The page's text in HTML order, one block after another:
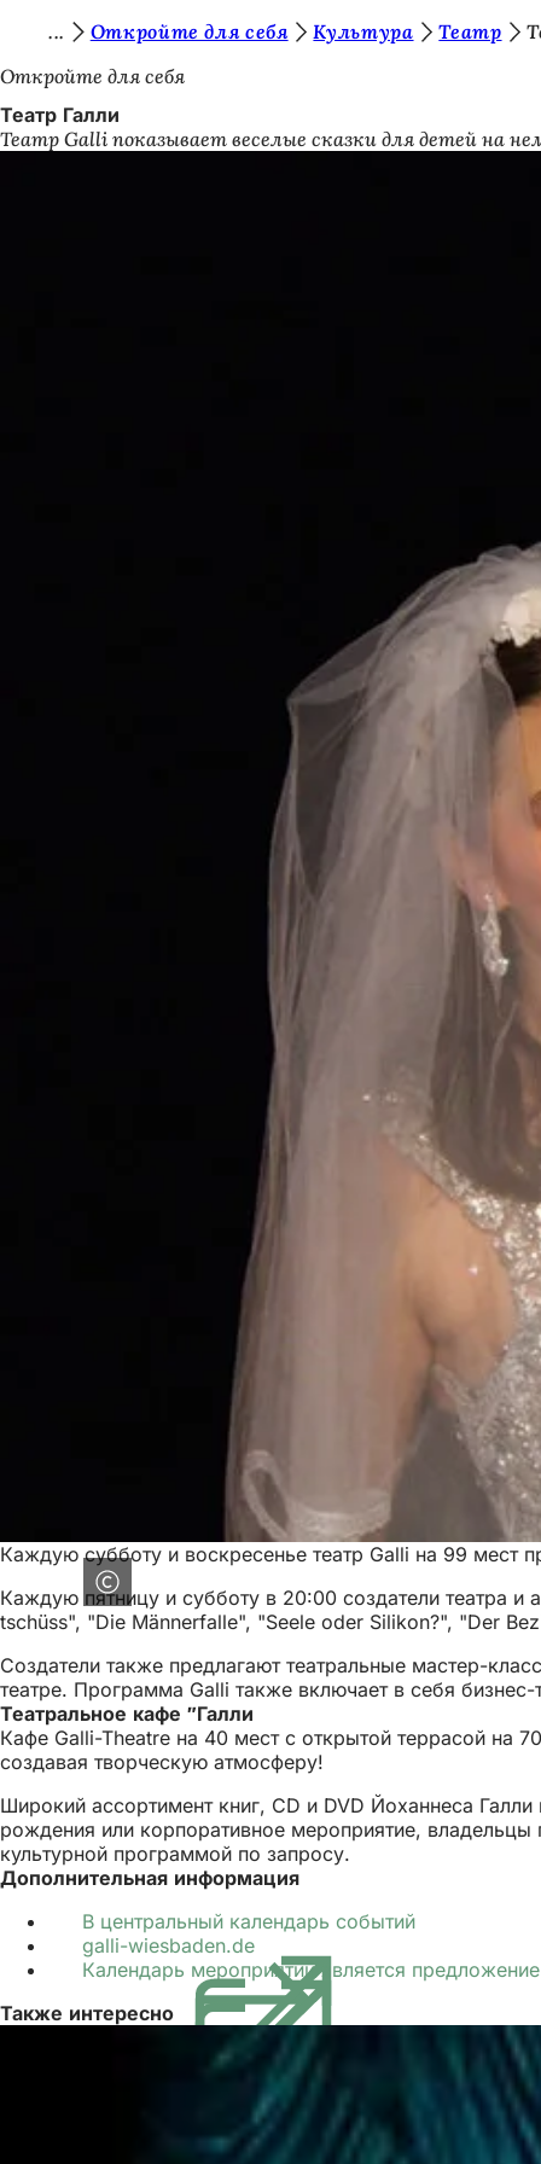
Перейти к содержимому
ы
з
д
Откройте для себя Культура Театр
Откройте для себя
Театр Галли
Театр Galli показывает веселые сказки для детей на
Каждую субботу и воскресенье театр Galli на 99 мест
Каждую пятницу и субботу в 20:00 создатели театра
tschüss", "Die Männerfalle", "Seele oder Silikon?", "Der
Создатели также предлагают театральные мастер-
театре. Программа Galli также включает в себя бизнес-
Театральное кафе "Галли
Кафе Galli-Theatre на 40 мест с открытой террасой на
создавая творческую атмосферу!
Широкий ассортимент книг, CD и DVD Йоханнеса
рождения или корпоративное мероприятие,
культурной программой по запросу.
Дополнительная информация
В центральный календарь событий
galli-wiesbaden.de
в
новой
вкладке)
Календарь мероприятий является
Также интересно